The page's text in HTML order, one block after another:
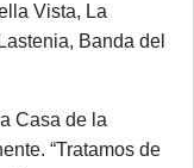
Vista, La
Banda del
Casa de la
“Tratamos de